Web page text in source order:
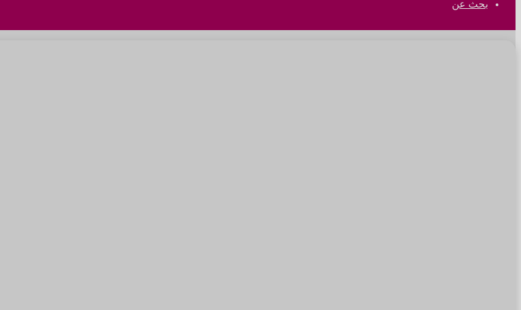
بحث عن